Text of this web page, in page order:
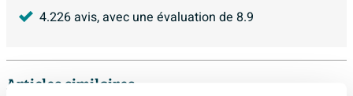
4.226avis, avec une évaluation de 8.9
Articles similaires